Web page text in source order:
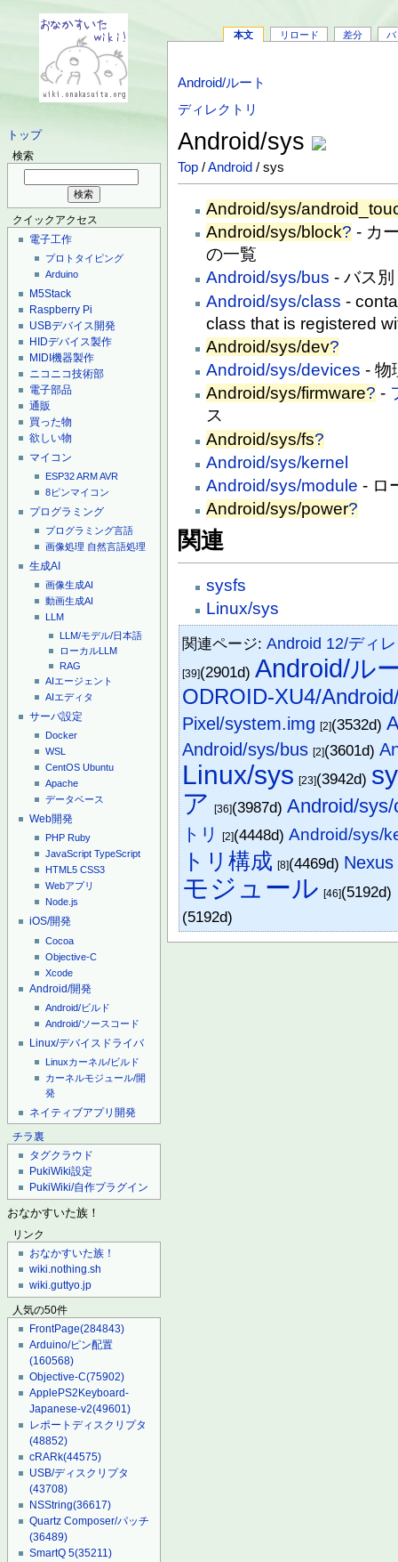
トップ
検索
クイックアクセス
電子工作
プロトタイピング
Arduino
M5Stack
Raspberry Pi
USBデバイス開発
HIDデバイス製作
MIDI機器製作
ニコニコ技術部
電子部品
通販
買った物
欲しい物
マイコン
ESP32ARMAVR
8ピンマイコン
プログラミング
プログラミング言語
画像処理 自然言語処理
生成AI
画像生成AI
動画生成AI
LLM
LLM/モデル/日本語
ローカルLLM
RAG
AIエージェント
AIエディタ
サーバ設定
Docker
WSL
CentOS Ubuntu
Apache
データベース
Web開発
PHP Ruby
JavaScript TypeScript
HTML5 CSS3
Webアプリ
Node.js
iOS/開発
Cocoa
Objective-C
Xcode
Android/開発
Android/ビルド
Android/ソースコード
Linux/デバイスドライバ
Linuxカーネル/ビルド
カーネルモジュール/開
発
ネイティブアプリ開発
チラ裏
タグクラウド
PukiWiki設定
PukiWiki/自作プラグイン
おなかすいた族！
リンク
おなかすいた族！
wiki.nothing.sh
wiki.guttyo.jp
人気の50件
FrontPage(284843)
Arduino/ピン配置
(160568)
Objective-C(75902)
ApplePS2Keyboard-
Japanese-v2(49601)
レポートディスクリプタ
(48852)
cRARk(44575)
USB/ディスクリプタ
(43708)
NSString(36617)
Quartz Composer/パッチ
(36489)
SmartQ 5(35211)
本文 リロード 差分 バ
Android/ルート
ディレクトリ
Android/sys
Top /Android / sys
Android/sys/
Android/sys/block? - カ
の一覧
Android/sys/bus - バス別
Android/sys/class -
class that is registered
Android/sys/dev?
Android/sys/devices - 物
Android/sys/firmware? -
ス
Android/sys/fs?
Android/sys/kernel
Android/sys/module - ロ
Android/sys/power?
関連
sysfs
Linux/sys
関連ページ:Android 12/ディ
[39](2901d)Android/ル
ODROID-XU4/
Pixel/system.img [2](3532d)
Android/sys/bus [2](3601d)
Linux/sys [23](3942d)
ア
[36](3987d)Android/
トリ [2](4448d)Android/sys/
トリ構成 [8](4469d)
モジュール [46](5192d)
(5192d)